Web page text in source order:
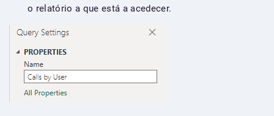
o relatório a que está a acedecer.